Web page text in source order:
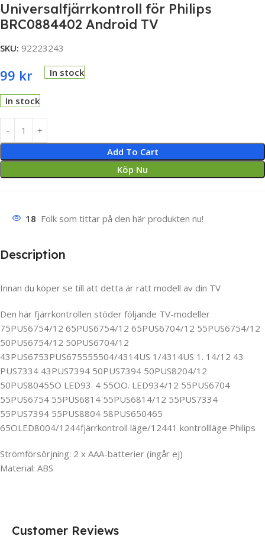
Universalfjärrkontroll för Philips
BRC0884402 Android TV
SKU: 92223243
99 kr In stock
In stock
Add To Cart
Köp Nu
18 Folk som tittar på den här produkten nu!
Description
Innan du köper se till att detta är rätt modell av din TV
Den här fjärrkontrollen stöder följande TV-modeller
75PUS6754/12 65PUS6754/12 65PUS6704/12 55PUS6754/12
50PUS6754/12 50PUS6704/12
43PUS6753PUS675555504/4314US 1/4314US 1. 14/12 43
PUS7334 43PUS7394 50PUS7394 50PUS8204/12
50PUS80455O LED93. 4 55OO. LED934/12 55PUS6704
55PUS6754 55PUS6814 55PUS6814/12 55PUS7334
55PUS7394 55PUS8804 58PUS650465
65OLED8004/1244fjärrkontroll läge/12441 kontrollläge Philips
Strömförsörjning: 2 x AAA-batterier (ingår ej)
Material: ABS
Customer Reviews